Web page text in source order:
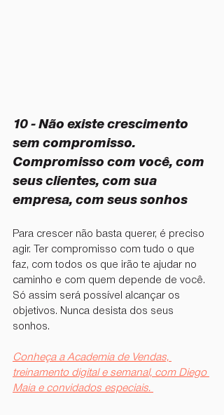
10 - ⁠Não existe crescimento
sem compromisso.
Compromisso com você, com
seus clientes, com sua
empresa, com seus sonhos
Para crescer não basta querer, é preciso
agir. Ter compromisso com tudo o que
faz, com todos os que irão te ajudar no
caminho e com quem depende de você.
Só assim será possível alcançar os
objetivos. Nunca desista dos seus
sonhos.
Conheça a Academia de Vendas,
treinamento digital e semanal, com Diego
Maia e convidados especiais.